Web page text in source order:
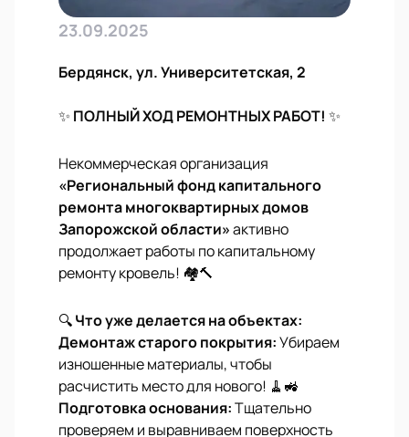
23.09.2025
Бердянск, ул. Университетская, 2
✨ ПОЛНЫЙ ХОД РЕМОНТНЫХ РАБОТ! ✨
Некоммерческая организация
«Региональный фонд капитального
ремонта многоквартирных домов
Запорожской области»активно
продолжает работы по капитальному
ремонту кровель! 🏘️🔨
🔍Что уже делается на объектах:
Демонтаж старого покрытия:Убираем
изношенные материалы, чтобы
расчистить место для нового! 🧹🚜
Подготовка основания:Тщательно
проверяем и выравниваем поверхность